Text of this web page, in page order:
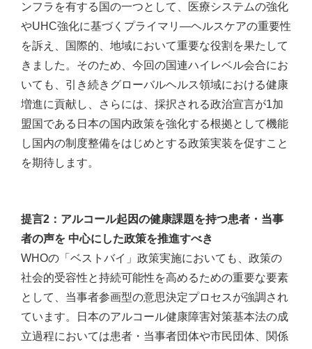
ンフラを有する国の一つとして、医療システムの強化
やUHC強化に基づくプライマリ―ヘルスケアの重要性
を訴え、国際的、地域において重要な役割を果たして
きました。そのため、今回の国連ハイレベル会合にお
いても、引き続きグローバルヘルス領域における健康
増進に貢献し、さらには、採択される政治宣言が1加
盟国である日本の国内政策を強化する根拠として機能
し国内の制度整備をはじめとする政策実装を促すこと
を期待します。
提言2：アルコール起因の健康課題を持つ患者・当事
者の声を 中心にした政策を推進すべき
WHOの「ベストバイ」政策実施においても、政策の
社会的受容性と持続可能性を高めるための重要な要素
として、当事者参画型の意思決定プロセスが強調され
ています。日本のアルコール健康障害対策基本法の成
立過程においては患者・当事者団体や市民団体、関係